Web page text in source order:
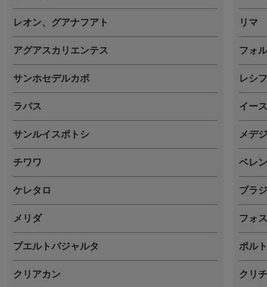
レオン、グアナフアト
アグアスカリエンテス
サンホセデルカボ
ラパス
サンルイスポトシ
チワワ
ケレタロ
メリダ
プエルトバジャルタ
クリアカン
リマ
フォ
レシ
イー
メデ
ベレ
ブラ
フォ
ポル
クリ